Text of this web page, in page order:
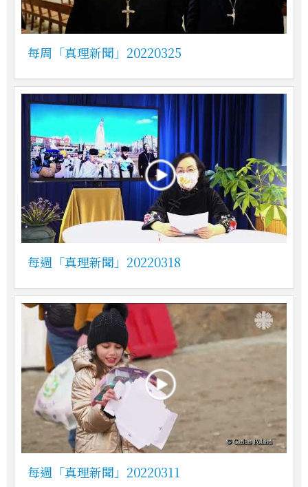
每周「真理新聞」20220325
每週「真理新聞」20220318
每週「真理新聞」20220311